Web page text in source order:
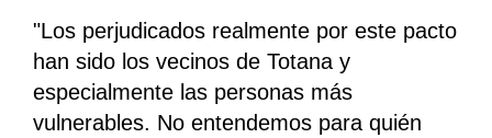
"Los perjudicados realmente por este pacto
han sido los vecinos de Totana y
especialmente las personas más
vulnerables. No entendemos para quién